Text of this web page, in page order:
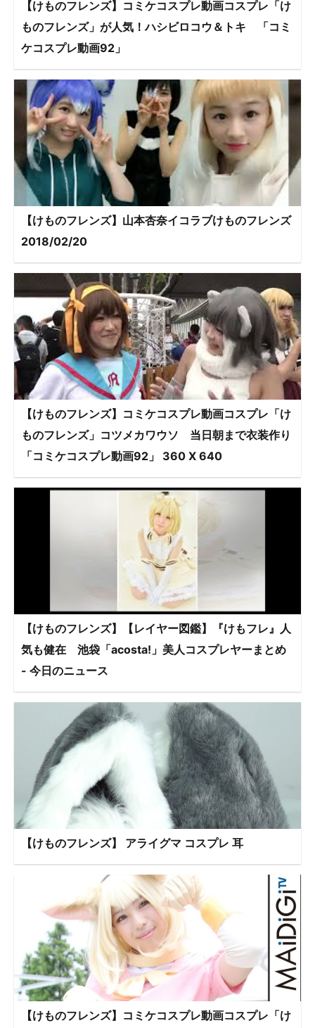
【けものフレンズ】コミケコスプレ動画コスプレ「け
ものフレンズ」が人気！ハシビロコウ＆トキ 「コミ
ケコスプレ動画92」
【けものフレンズ】山本杏奈イコラブけものフレンズ
2018/02/20
【けものフレンズ】コミケコスプレ動画コスプレ「け
ものフレンズ」コツメカワウソ 当日朝まで衣装作り
「コミケコスプレ動画92」 360 X 640
【けものフレンズ】【レイヤー図鑑】『けもフレ』人
気も健在 池袋「acosta!」美人コスプレヤーまとめ
- 今日のニュース
【けものフレンズ】 アライグマ コスプレ 耳
【けものフレンズ】コミケコスプレ動画コスプレ「け